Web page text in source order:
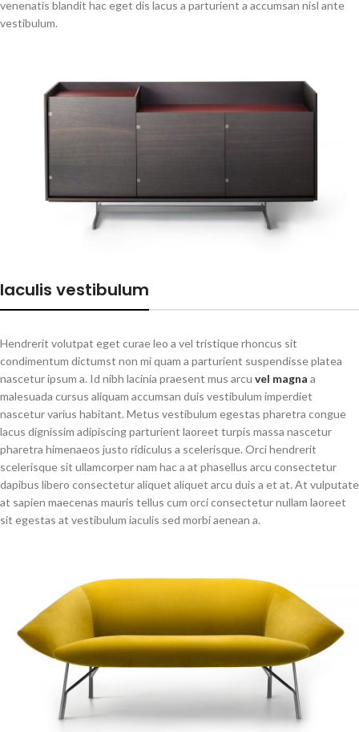
venenatis blandit hac eget dis lacus a parturient a accumsan nisl ante
vestibulum.
Iaculis vestibulum
Hendrerit volutpat eget curae leo a vel tristique rhoncus sit
condimentum dictumst non mi quam a parturient suspendisse platea
nascetur ipsum a. Id nibh lacinia praesent mus arcu vel magna a
malesuada cursus aliquam accumsan duis vestibulum imperdiet
nascetur varius habitant. Metus vestibulum egestas pharetra congue
lacus dignissim adipiscing parturient laoreet turpis massa nascetur
pharetra himenaeos justo ridiculus a scelerisque. Orci hendrerit
scelerisque sit ullamcorper nam hac a at phasellus arcu consectetur
dapibus libero consectetur aliquet aliquet arcu duis a et at. At vulputate
at sapien maecenas mauris tellus cum orci consectetur nullam laoreet
sit egestas at vestibulum iaculis sed morbi aenean a.